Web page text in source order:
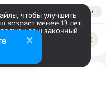
Войти
чтобы улучшить
возраст менее 13 лет,
ваш законный